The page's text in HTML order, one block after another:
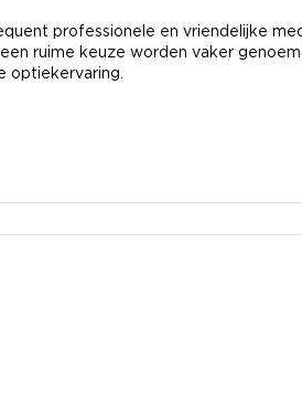
professionele en vriendelijke
ruime keuze worden vaker
optiekervaring.